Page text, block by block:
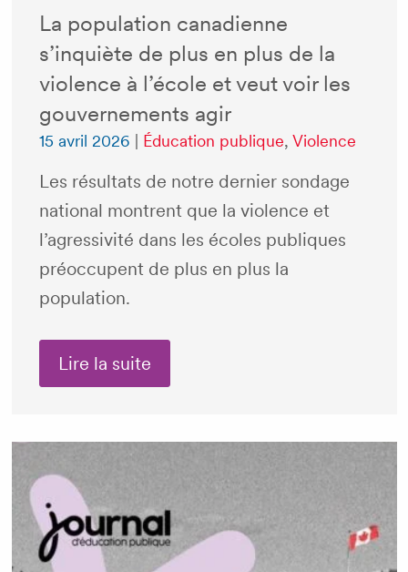
La population canadienne
s’inquiète de plus en plus de la
violence à l’école et veut voir les
gouvernements agir
15 avril 2026 Éducation publique, Violence
Les résultats de notre dernier sondage
national montrent que la violence et
l’agressivité dans les écoles publiques
préoccupent de plus en plus la
population.
Lire la suite